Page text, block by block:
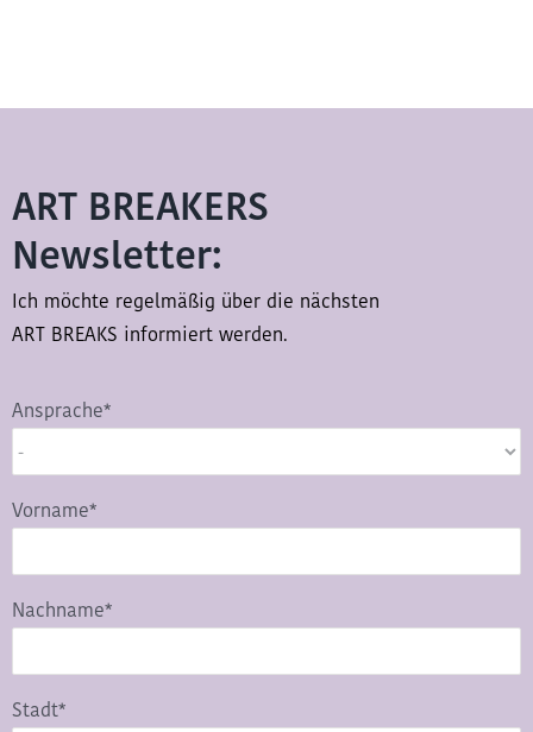
ART BREAKERS
Newsletter:
Ich möchte regelmäßig über die nächsten
ART BREAKS informiert werden.
Ansprache*
Vorname*
Nachname*
Stadt*